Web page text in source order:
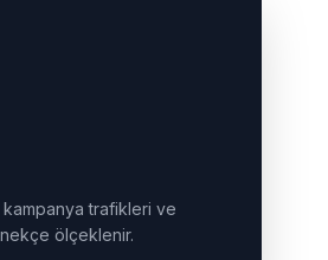
trafikleri ve
ölçeklenir.